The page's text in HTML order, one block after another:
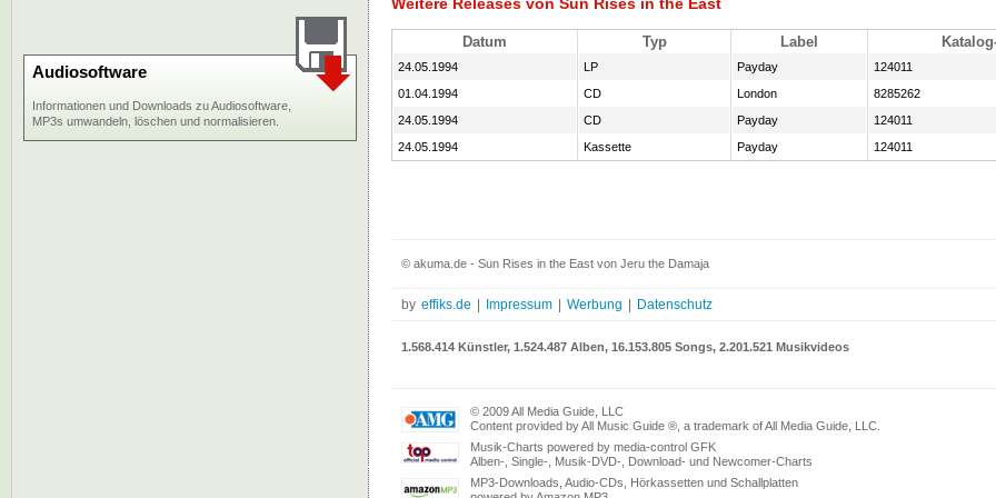
Datum Typ Label
24.05.1994 LP Payday
124011
01.04.1994
CD London
8285262
24.05.1994
CD Payday
124011
24.05.1994
Kassette Payday 124011
Audiosoftware
Informationen und Downloads zu Audiosoftware,
MP3s umwandeln, löschen und normalisieren.
© akuma.de - Sun Rises in the East von Jeru the Damaja
by effiks.de Impressum Werbung Datenschutz
1.568.414 Künstler, 1.524.487 Alben, 16.153.805 Songs, 2.201.521 Musikvideos
© 2009 All Media Guide, LLC
Content provided by All Music Guide ®, a trademark of All Media Guide, LLC.
Musik-Charts powered by media-control GFK
Alben-, Single-, Musik-DVD-, Download- und Newcomer-Charts
MP3-Downloads, Audio-CDs, Hörkassetten und Schallplatten